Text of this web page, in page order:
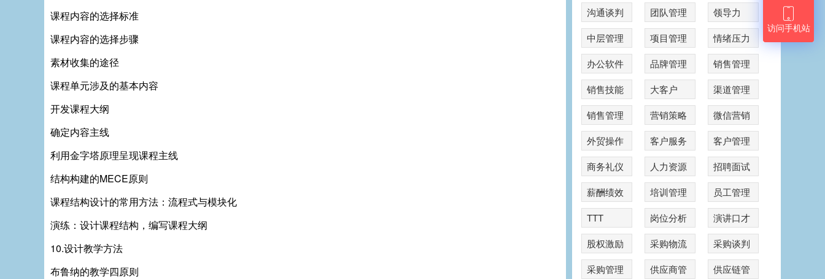
课程内容的选择标准
课程内容的选择步骤
素材收集的途径
课程单元涉及的基本内容
开发课程大纲
确定内容主线
利用金字塔原理呈现课程主线
结构构建的MECE原则
课程结构设计的常用方法：流程式与模块化
演练：设计课程结构，编写课程大纲
10.设计教学方法
布鲁纳的教学四原则
沟通谈判
团队管理
领导力
中层管理
项目管理
情绪压力
办公软件
品牌管理
销售管理
销售技能
大客户
渠道管理
销售管理
营销策略
微信营销
外贸操作
客户服务
客户管理
商务礼仪
人力资源
招聘面试
薪酬绩效
培训管理
员工管理
TTT
岗位分析
演讲口才
股权激励
采购物流
采购谈判
采购管理
供应商管
供应链管

访问手机站